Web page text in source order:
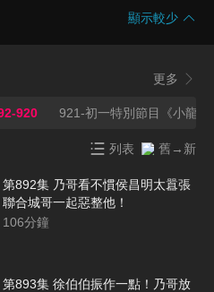
顯示較少
更多
920 921-初一特別節目《小龍
列表 舊→新
第892集 乃哥看不慣侯昌明太囂張
聯合城哥一起惡整他！
106分鐘
第893集 徐伯伯振作一點！乃哥放